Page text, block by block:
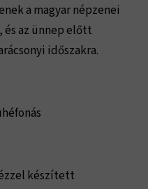
a magyar népzenei
és az ünnep előtt
időszakra.
készített